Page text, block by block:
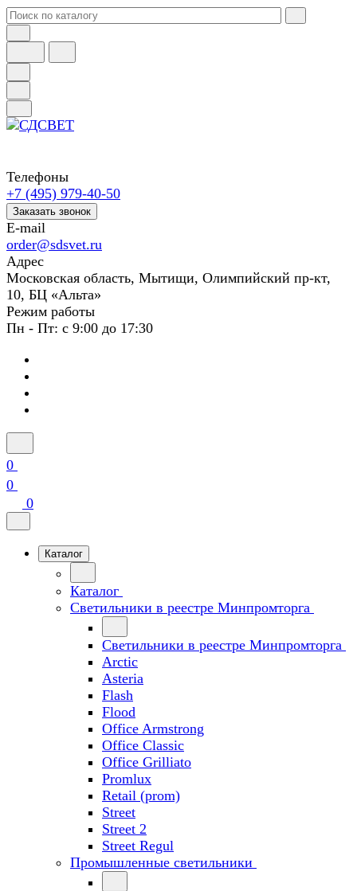
Телефоны
+7 (495) 979-40-50
Заказать звонок
E-mail
order@sdsvet.ru
Адрес
Московская область, Мытищи, Олимпийский пр-кт,
10, БЦ «Альта»
Режим работы
Пн - Пт: с 9:00 до 17:30
0
0
0
Каталог
Каталог
Светильники в реестре Минпромторга
Светильники в реестре Минпромторга
Arctic
Asteria
Flash
Flood
Office Armstrong
Office Classic
Office Grilliato
Promlux
Retail (prom)
Street
Street 2
Street Regul
Промышленные светильники